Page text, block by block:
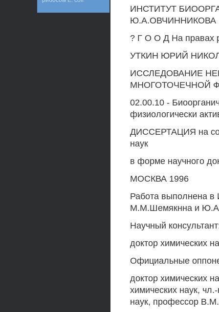
ИНСТИТУТ
Ю.А.ОВЧИННИКОВА
? Г О О Д На правах
УТКИН ЮРИЙ
ИССЛЕДОВАНИЕ
МНОГОТОЧЕЧНОЙ
02.00.10 -
физиологически
ДИССЕРТАЦИЯ на
наук
в форме научного
МОСКВА 1996
Работа выполнена в
М.М.Шемякнна и
Научный
доктор химических
Официальные
доктор химических
химических наук,
наук, профессор